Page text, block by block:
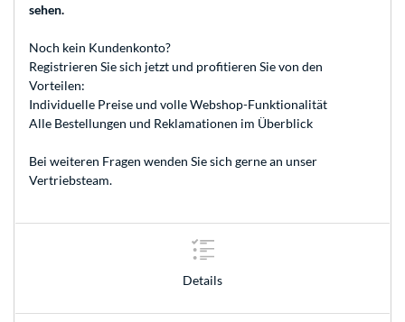
sehen.
Noch kein Kundenkonto?
Registrieren Sie sich jetzt und profitieren Sie von den
Vorteilen:
Individuelle Preise und volle Webshop-Funktionalität
Alle Bestellungen und Reklamationen im Überblick
Bei weiteren Fragen wenden Sie sich gerne an unser
Vertriebsteam.
Details